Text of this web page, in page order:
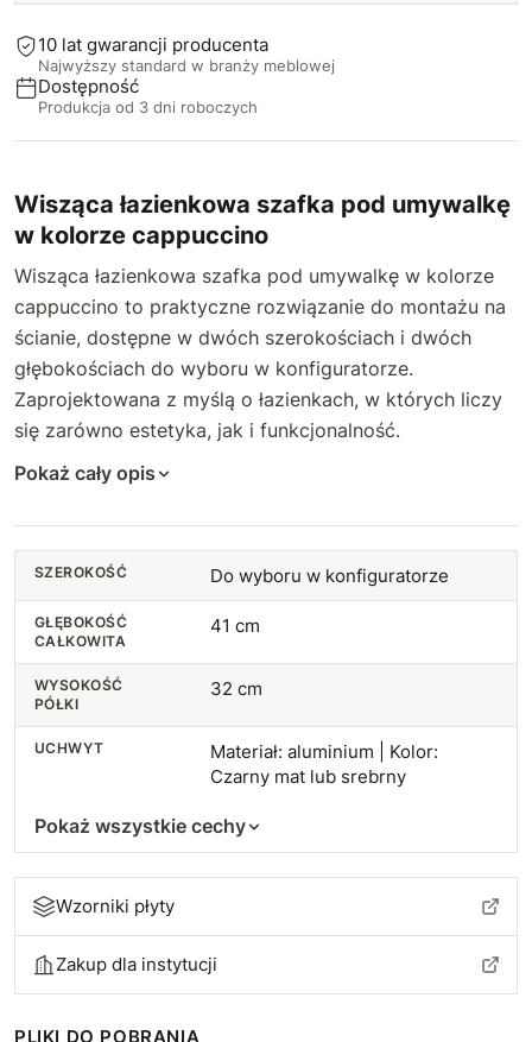
10 lat gwarancji producenta
Najwyższy standard w branży meblowej
Dostępność
Produkcja od 3 dni roboczych
Wisząca łazienkowa szafka pod umywalkę
w kolorze cappuccino
Wisząca łazienkowa szafka pod umywalkę w kolorze
cappuccino to praktyczne rozwiązanie do montażu na
ścianie, dostępne w dwóch szerokościach i dwóch
głębokościach do wyboru w konfiguratorze.
Zaprojektowana z myślą o łazienkach, w których liczy
się zarówno estetyka, jak i funkcjonalność.
Pokaż cały opis
SZEROKOŚĆ Do wyboru w konfiguratorze
GŁĘBOKOŚĆ
CAŁKOWITA
41 cm
WYSOKOŚĆ
PÓŁKI
32 cm
UCHWYT
Materiał: aluminium | Kolor:
Czarny mat lub srebrny
Pokaż wszystkie cechy
Wzorniki płyty
Zakup dla instytucji
PLIKI DO POBRANIA